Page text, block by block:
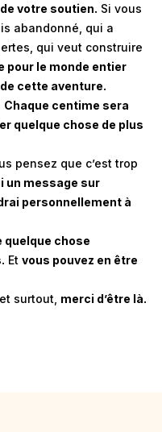
votre soutien. Si vous
abandonné, qui a
qui veut construire
pour le monde entier
cette aventure.
Chaque centime sera
quelque chose de plus
pensez que c’est trop
un message sur
personnellement à
quelque chose
Et vous pouvez en être
surtout, merci d’être là.